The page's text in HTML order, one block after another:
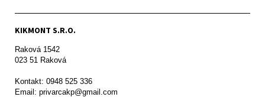
KIKMONT S.R.O.
Raková 1542
023 51 Raková
Kontakt: 0948 525 336
Email: privarcakp@gmail.com